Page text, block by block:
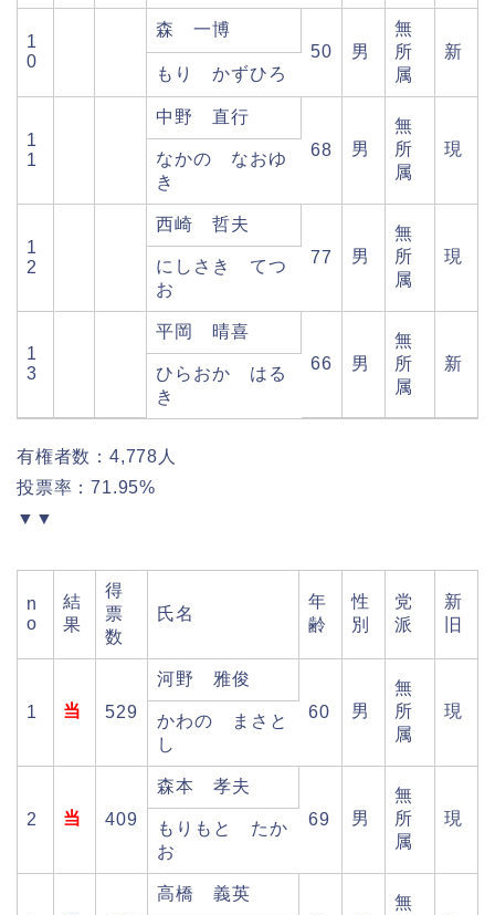
1
0
森 一博
50
男
無
所
属
新
もり かずひろ
1
1
中野 直行
68
男
無
所
属
現
なかの なおゆ
き
1
2
西崎 哲夫
77
男
無
所
属
現
にしさき てつ
お
1
3
平岡 晴喜
66
男
無
所
属
新
ひらおか はる
き
有権者数：4,778人
投票率：71.95%
▼▼
n
o
結
果
得
票
数
氏名
年
齢
性
別
党
派
新
旧
1 当 529
河野 雅俊
60
男
無
所
属
現
かわの まさと
し
2 当 409
森本 孝夫
69
男
無
所
属
現
もりもと たか
お
高橋 義英
無